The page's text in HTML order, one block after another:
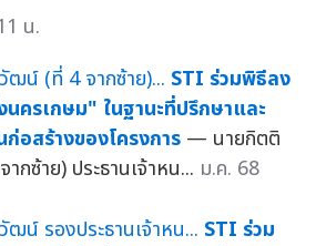
น.
STI ร่วมพิธีลง
นครเกษม" ในฐานะที่ปรึกษาและ
อสร้างของโครงการ — นายกิตติ
ซ้าย) ประธานเจ้าหน... ม.ค. 68
STI ร่วม